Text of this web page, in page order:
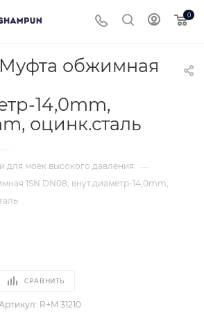
0
Муфта обжимная
14,0mm,
оцинк.сталь
—
для моек высокого давления
—
1SN DN08, внут.диаметр-14,0mm,
СРАВНИТЬ
R+M 31210